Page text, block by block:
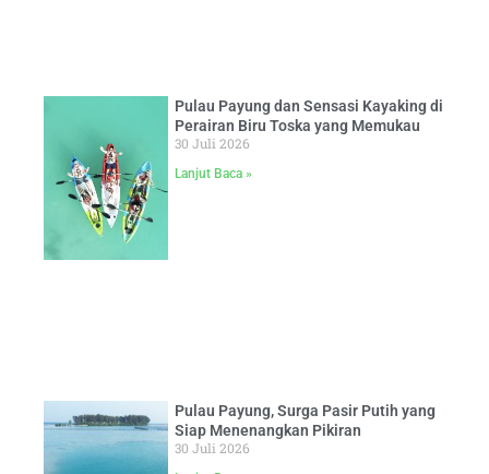
Pulau Payung dan Sensasi Kayaking di
Perairan Biru Toska yang Memukau
30 Juli 2026
Lanjut Baca »
Pulau Payung, Surga Pasir Putih yang
Siap Menenangkan Pikiran
30 Juli 2026